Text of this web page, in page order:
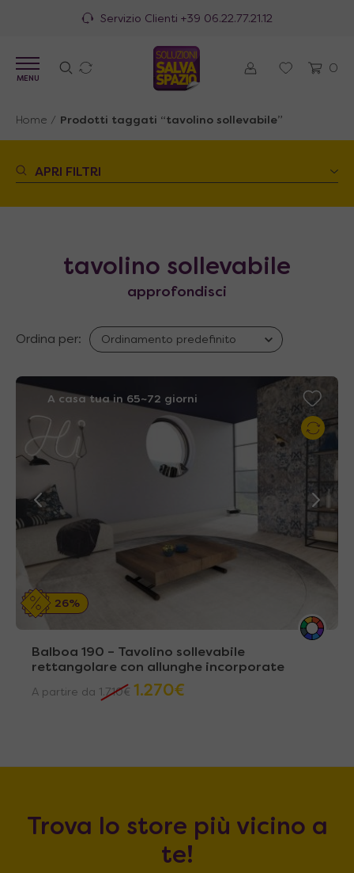
Servizio Clienti +39 06.22.77.21.12
0
MENU
Home / Prodotti taggati “tavolino sollevabile”
APRI FILTRI
tavolino sollevabile
approfondisci
Ordina per:
A casa tua in 65~72 giorni
26%
Balboa 190 – Tavolino sollevabile
rettangolare con allunghe incorporate
A partire da 1.710€ 1.270€
Trova lo store più vicino a
te!